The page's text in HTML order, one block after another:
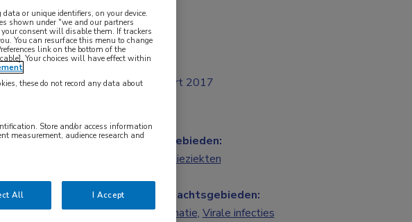
mrt 2017
Vakgebieden:
Infectieziekten
Aandachtsgebieden:
Vaccinatie, Virale infecties
or unique identifiers, on your device.
shown under "we and our partners
consent will disable them. If trackers
You can resurface this menu to change
link on the bottom of the
Your choices will have effect within
these do not record any data about
Store and/or access information
measurement, audience research and
All I Accept